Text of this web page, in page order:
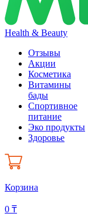
Health & Beauty
Отзывы
Акции
Косметика
Витамины
бады
Спортивное
питание
Эко продукты
Здоровье
Корзина
0 ₸